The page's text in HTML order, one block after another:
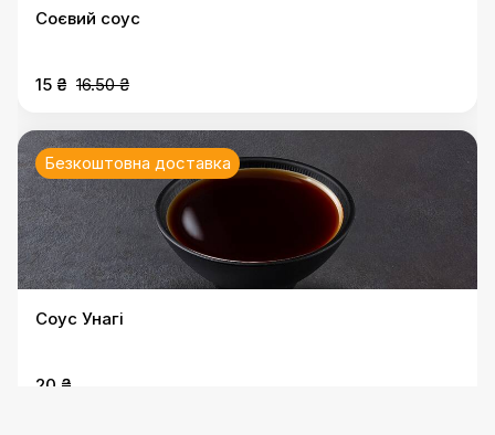
Соєвий соус
15 ₴ 16.50 ₴
Безкоштовна доставка
Соус Унагі
20 ₴